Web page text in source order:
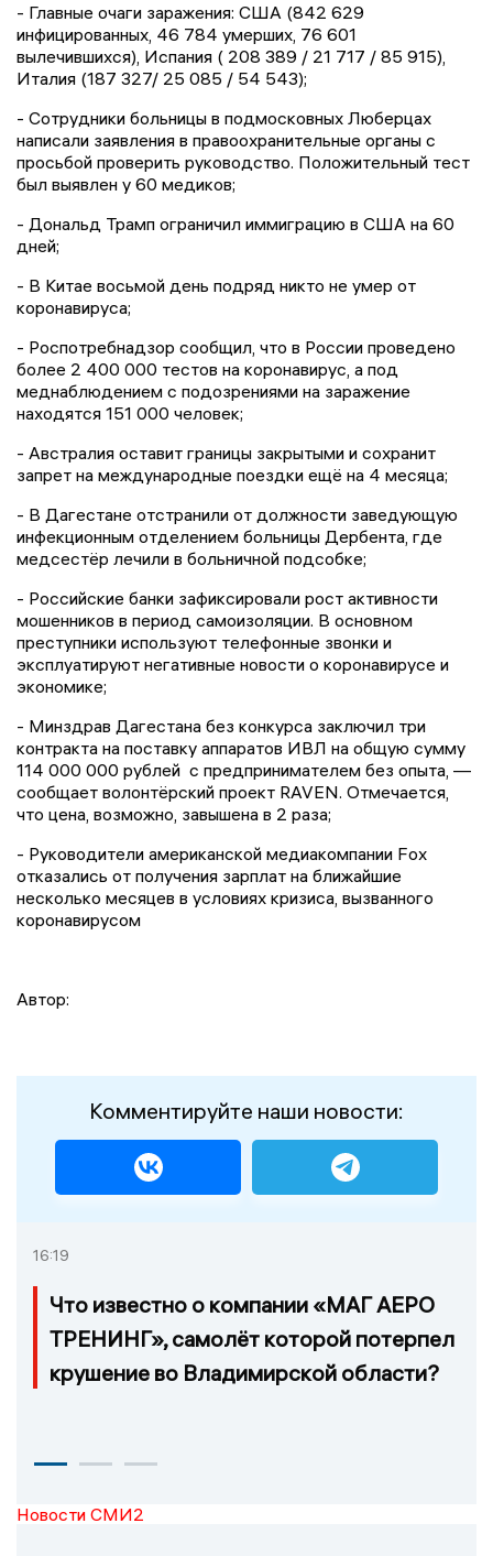
- Главные очаги заражения: США (842 629
инфицированных, 46 784 умерших, 76 601
вылечившихся), Испания ( 208 389 / 21 717 / 85 915),
Италия (187 327/ 25 085 / 54 543);
- Сотрудники больницы в подмосковных Люберцах
написали заявления в правоохранительные органы с
просьбой проверить руководство. Положительный тест
был выявлен у 60 медиков;
- Дональд Трамп ограничил иммиграцию в США на 60
дней;
- В Китае восьмой день подряд никто не умер от
коронавируса;
- Роспотребнадзор сообщил, что в России проведено
более 2 400 000 тестов на коронавирус, а под
меднаблюдением с подозрениями на заражение
находятся 151 000 человек;
- Австралия оставит границы закрытыми и сохранит
запрет на международные поездки ещё на 4 месяца;
- В Дагестане отстранили от должности заведующую
инфекционным отделением больницы Дербента, где
медсестёр лечили в больничной подсобке;
- Российские банки зафиксировали рост активности
мошенников в период самоизоляции. В основном
преступники используют телефонные звонки и
эксплуатируют негативные новости о коронавирусе и
экономике;
- Минздрав Дагестана без конкурса заключил три
контракта на поставку аппаратов ИВЛ на общую сумму
114 000 000 рублей с предпринимателем без опыта, —
сообщает волонтёрский проект RAVEN. Отмечается,
что цена, возможно, завышена в 2 раза;
- Руководители американской медиакомпании Fox
отказались от получения зарплат на ближайшие
несколько месяцев в условиях кризиса, вызванного
коронавирусом
Автор:
Комментируйте наши новости:
16:19
Что известно о компании «МАГ АЕРО
ТРЕНИНГ», самолёт которой потерпел
крушение во Владимирской области?
Новости СМИ2